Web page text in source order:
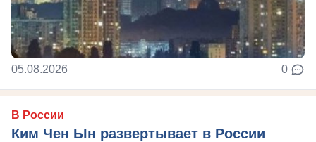
05.08.2026 0
В России
Ким Чен Ын развертывает в России